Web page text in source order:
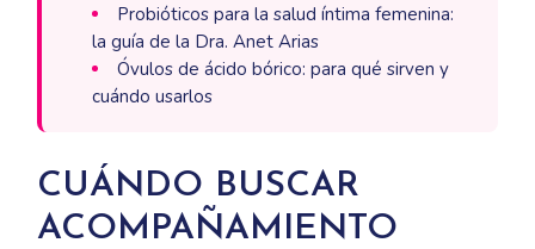
Probióticos para la salud íntima femenina:
la guía de la Dra. Anet Arias
Óvulos de ácido bórico: para qué sirven y
cuándo usarlos
CUÁNDO BUSCAR
ACOMPAÑAMIENTO